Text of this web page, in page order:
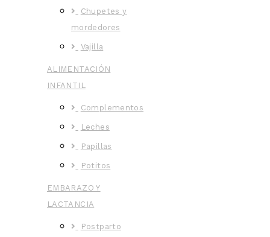
Chupetes y
mordedores
Vajilla
ALIMENTACIÓN
INFANTIL
Complementos
Leches
Papillas
Potitos
EMBARAZO Y
LACTANCIA
Postparto